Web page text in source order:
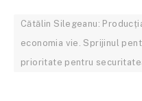
Cătălin Silegeanu:
economia vie. Sprijinul
prioritate pentru